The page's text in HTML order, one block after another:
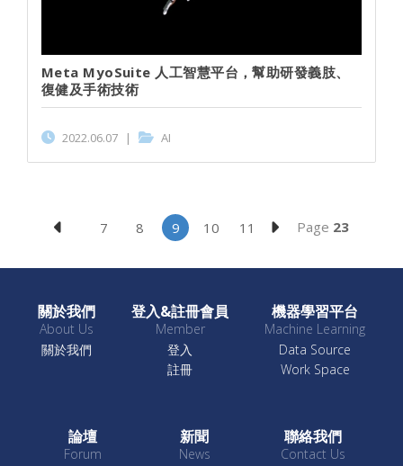
Meta MyoSuite 人工智慧平台，幫助研發義肢、
復健及手術技術
2022.06.07 | AI
7 8 9 10 11 Page 23
關於我們
About Us
關於我們
登入&註冊會員
Member
登入
註冊
機器學習平台
Machine Learning
Data Source
Work Space
論壇
Forum
新聞
News
聯絡我們
Contact Us